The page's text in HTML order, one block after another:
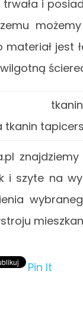
i
materiał jest
tkanin
i szyte na
Pin It